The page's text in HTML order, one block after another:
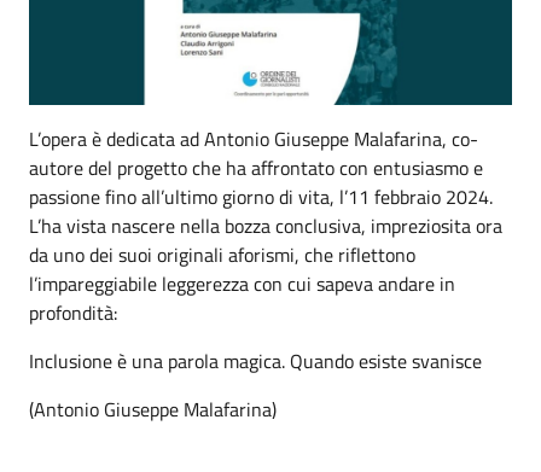
L’opera è dedicata ad Antonio Giuseppe Malafarina, co-
autore del progetto che ha affrontato con entusiasmo e
passione fino all’ultimo giorno di vita, l’11 febbraio 2024.
L’ha vista nascere nella bozza conclusiva, impreziosita ora
da uno dei suoi originali aforismi, che riflettono
l’impareggiabile leggerezza con cui sapeva andare in
profondità:
Inclusione è una parola magica. Quando esiste svanisce
(Antonio Giuseppe Malafarina)